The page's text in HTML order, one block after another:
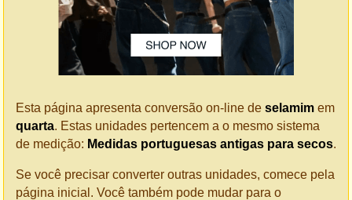
Esta página apresenta conversão on-line de selamim em
quarta. Estas unidades pertencem a o mesmo sistema
de medição: Medidas portuguesas antigas para secos.
Se você precisar converter outras unidades, comece pela
página inicial. Você também pode mudar para o